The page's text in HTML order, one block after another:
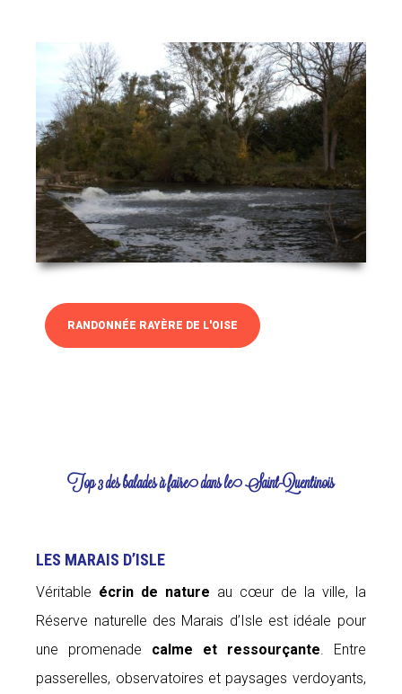
RANDONNÉE RAYÈRE DE L'OISE
Top 3 des balades à faire dans le Saint-Quentinois
LES MARAIS D’ISLE
Véritable écrin de nature au cœur de la ville, la
Réserve naturelle des Marais d’Isle est idéale pour
une promenade calme et ressourçante . Entre
passerelles, observatoires et paysages verdoyants,